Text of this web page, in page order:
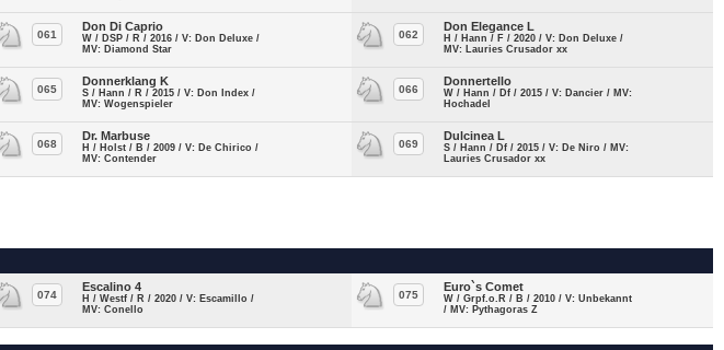
061
Don Di Caprio
W / DSP / R / 2016 / V: Don Deluxe /
MV: Diamond Star
062
Don Elegance L
H / Hann / F / 2020 / V: Don Deluxe /
MV: Lauries Crusador xx
065
Donnerklang K
S / Hann / R / 2015 / V: Don Index /
MV: Wogenspieler
066
Donnertello
W / Hann / Df / 2015 / V: Dancier / MV:
Hochadel
068
Dr. Marbuse
H / Holst / B / 2009 / V: De Chirico /
MV: Contender
069
Dulcinea L
S / Hann / Df / 2015 / V: De Niro / MV:
Lauries Crusador xx
074
Escalino 4
H / Westf / R / 2020 / V: Escamillo /
MV: Conello
075
Euro`s Comet
W / Grpf.o.R / B / 2010 / V: Unbekannt
/ MV: Pythagoras Z